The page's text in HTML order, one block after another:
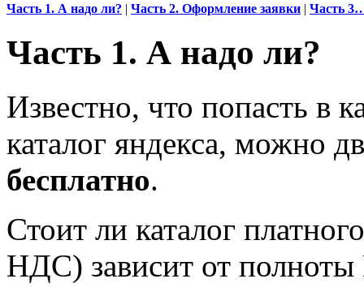
Часть 1. А надо ли? | Часть 2. Оформление заявки | Часть
Часть 1. А надо ли?
Известно, что попасть в
каталог яндекса, можно
бесплатно.
Стоит ли каталог
НДС) зависит от